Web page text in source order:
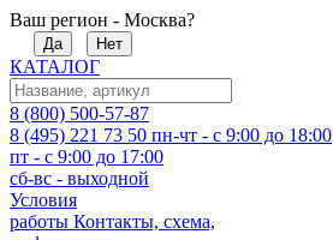
Ваш регион - Москва?
Да Нет
КАТАЛОГ
8 (800) 500-57-87
8 (495) 221 73 50 пн-чт - с 9:00 до 18:00
пт - с 9:00 до 17:00
сб-вс - выходной
Условия
работы Контакты, схема,